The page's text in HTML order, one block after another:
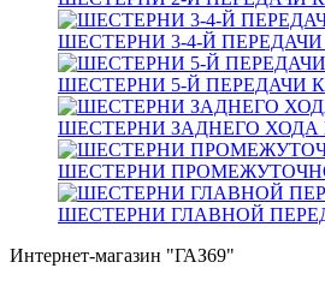
ШЕСТЕРНИ 3-4-Й
ШЕСТЕРНИ 5-Й ПЕРЕДАЧИ
ШЕСТЕРНИ ЗАДНЕГО ХОДА
ШЕСТЕРНИ
ШЕСТЕРНИ ГЛАВНОЙ
Интернет-магазин "ГАЗ69"